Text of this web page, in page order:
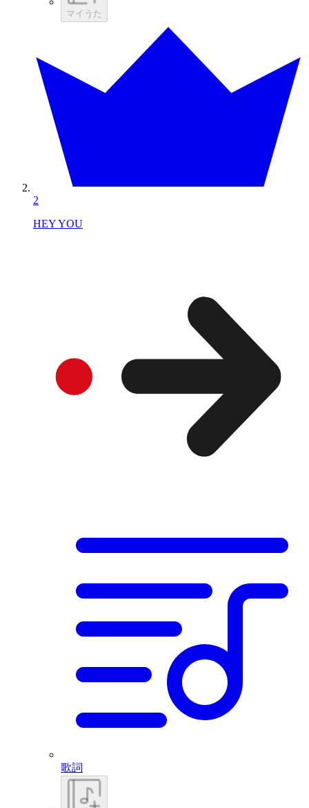
マイうた
2
HEY YOU
歌詞